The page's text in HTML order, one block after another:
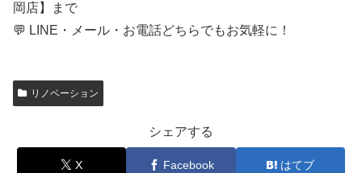
岡店】まで
💬 LINE・メール・お電話どちらでもお気軽に！
リノベーション
シェアする
X Facebook はてブ